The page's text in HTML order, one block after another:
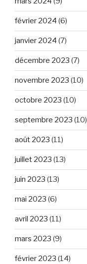
février 2024 (6)
janvier 2024 (7)
décembre 2023 (7)
novembre 2023 (10)
octobre 2023 (10)
septembre 2023 (10)
août 2023 (11)
juillet 2023 (13)
juin 2023 (13)
mai 2023 (6)
avril 2023 (11)
mars 2023 (9)
février 2023 (14)